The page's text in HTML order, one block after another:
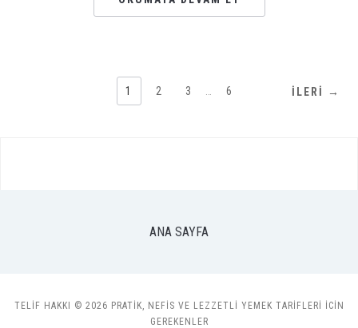
1 2 3 6 İLERI →
ANA SAYFA
TELIF HAKKI © 2026 PRATIK, NEFIS VE LEZZETLI YEMEK TARIFLERI ICIN
GEREKENLER